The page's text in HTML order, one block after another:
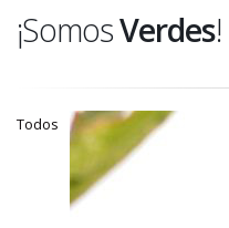
¡SomosVerdes!
Todos